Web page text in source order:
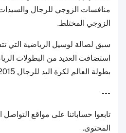
الزوجي المختلط.
استضافت العديد من البطولات
بطولة العالم لكرة اليد للرجال 2015.
---
تابعوا حساباتنا على مواقع
المحتوى.